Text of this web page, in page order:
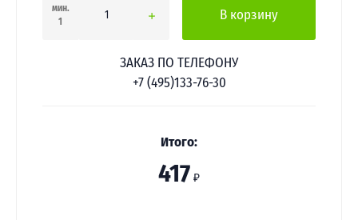
мин.
1
В корзину
ЗАКАЗ ПО ТЕЛЕФОНУ
+7 (495)133-76-30
Итого:
417 ₽